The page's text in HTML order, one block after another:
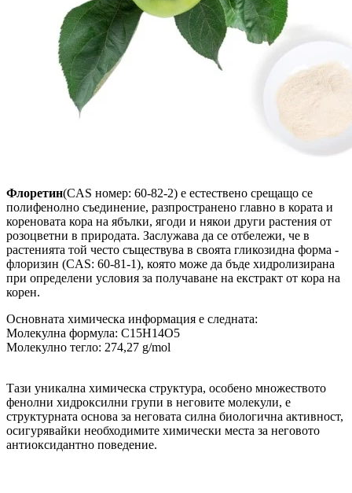
Флоретин(CAS номер: 60-82-2) е естествено срещащо се
полифенолно съединение, разпространено главно в кората и
кореновата кора на ябълки, ягоди и някои други растения от
розоцветни в природата. Заслужава да се отбележи, че в
растенията той често съществува в своята гликозидна форма -
флоризин (CAS: 60-81-1), която може да бъде хидролизирана
при определени условия за получаване на екстракт от кора на
корен.
Основната химическа информация е следната:
Молекулна формула: C15H14O5
Молекулно тегло: 274,27 g/mol
Тази уникална химическа структура, особено множеството
фенолни хидроксилни групи в неговите молекули, е
структурната основа за неговата силна биологична активност,
осигурявайки необходимите химически места за неговото
антиоксидантно поведение.